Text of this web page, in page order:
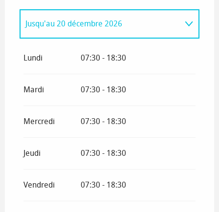
Jusqu'au 20 décembre 2026
Lundi 07:30 - 18:30
Mardi 07:30 - 18:30
Mercredi 07:30 - 18:30
Jeudi 07:30 - 18:30
Vendredi 07:30 - 18:30